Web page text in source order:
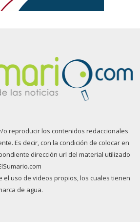
o reproducir los contenidos redaccionales
Es decir, con la condición de colocar en
dirección url del material utilizado
el uso de videos propios, los cuales tienen
de agua.